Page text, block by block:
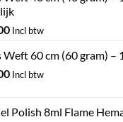
Incl btw
Weft 60 cm (60 gram) –
Incl btw
Polish 8ml Flame